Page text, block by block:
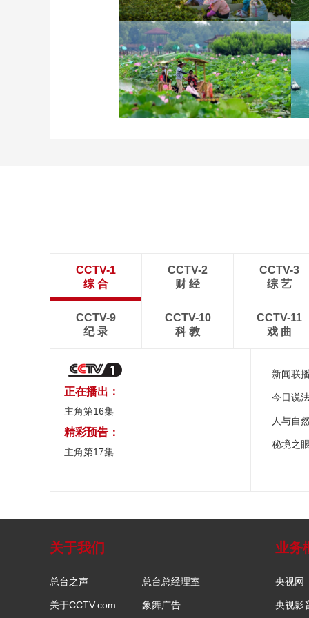
立秋近 采菱忙
CCTV-1
综 合
CCTV-2
财 经
CCTV-3
综 艺
CCTV-9
纪 录
CCTV-10
科 教
CCTV-11
戏 曲
正在播出：
主角第16集
精彩预告：
主角第17集
新闻联
今日说
人与自
秘境之
关于我们
总台之声 总台总经理室
关于CCTV.com 象舞广告
业务
央视网
央视影